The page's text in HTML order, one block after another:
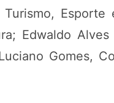
Esporte
Edwaldo
Gomes,